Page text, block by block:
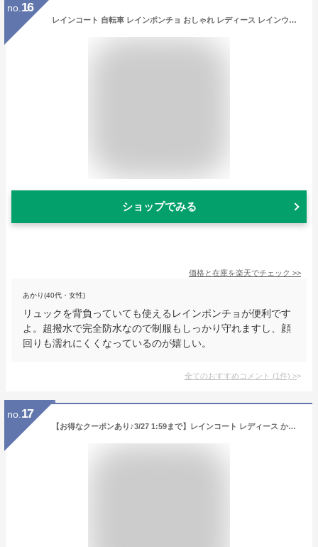
no. 16
レインコート 自転車 レインポンチョ おしゃれ レディース レインウェア メンズ 自転車 通学 おしゃれ レインコート 超撥水 軽量 自転車 通勤 リュック対応 完全防水 ママレインコート 送迎 バイク 原付 通学 カッパ raincoat06
ショップでみる
価格と在庫を楽天でチェック >>
あかり(40代・女性)
リュックを背負っていても使えるレインポンチョが便利です
よ。超撥水で完全防水なので制服もしっかり守れますし、顔
回りも濡れにくくなっているのが嬉しい。
全てのおすすめコメント (1件) >
no. 17
【お得なクーポンあり♪3/27 1:59まで】レインコート レディース かわいい おしゃれ ロング メンズ キッズ 雨 女の子 アウトドア 高校生 通学 雨がっぱ 男の子 完全防水 軽い 子供 コンパクト 収納袋 防水 男女兼用 台風 雪